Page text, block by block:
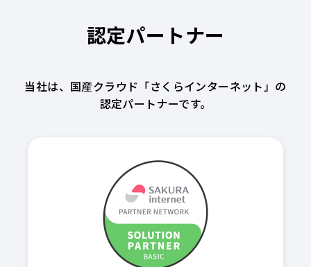
認定パートナー
当社は、国産クラウド「さくらインターネット」の
認定パートナーです。